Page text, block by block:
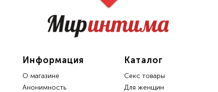
Каталог
Секс товары
Для женщин
Информация
О магазине
Анонимность